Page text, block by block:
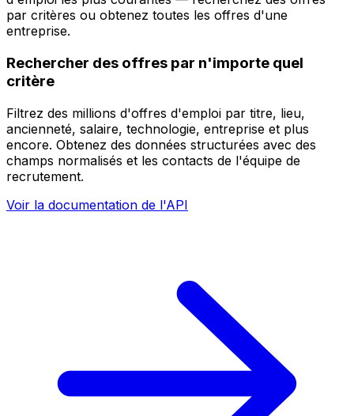
par critères ou obtenez toutes les offres d'une
entreprise.
Rechercher des offres par n'importe quel
critère
Filtrez des millions d'offres d'emploi par titre, lieu,
ancienneté, salaire, technologie, entreprise et plus
encore. Obtenez des données structurées avec des
champs normalisés et les contacts de l'équipe de
recrutement.
Voir la documentation de l'API